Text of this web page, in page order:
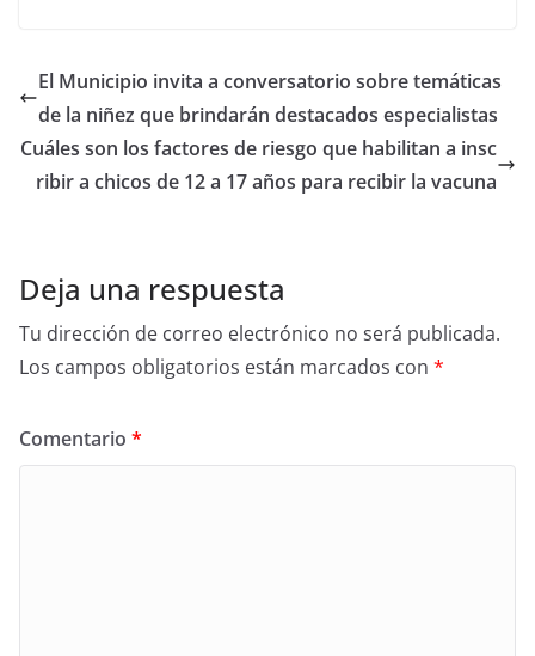
El Municipio invita a conversatorio sobre temáticas
de la niñez que brindarán destacados especialistas
Cuáles son los factores de riesgo que habilitan a insc
ribir a chicos de 12 a 17 años para recibir la vacuna
Deja una respuesta
Tu dirección de correo electrónico no será publicada.
Los campos obligatorios están marcados con *
Comentario *